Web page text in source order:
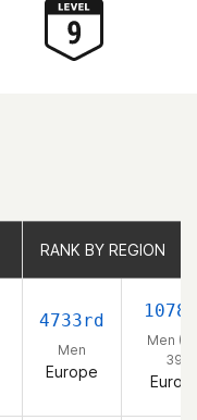
RANK BY REGION
4733rd
Men
Europe
Men
39)
RANK BY REGION